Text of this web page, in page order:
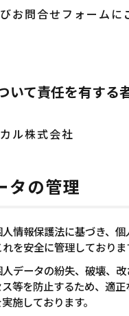
お問合せフォームに
いて責任を有する
ル株式会社
タの管理
人情報保護法に基づき、
を安全に管理しておりま
人データの紛失、破壊、
等を防止するため、適正
施しております。